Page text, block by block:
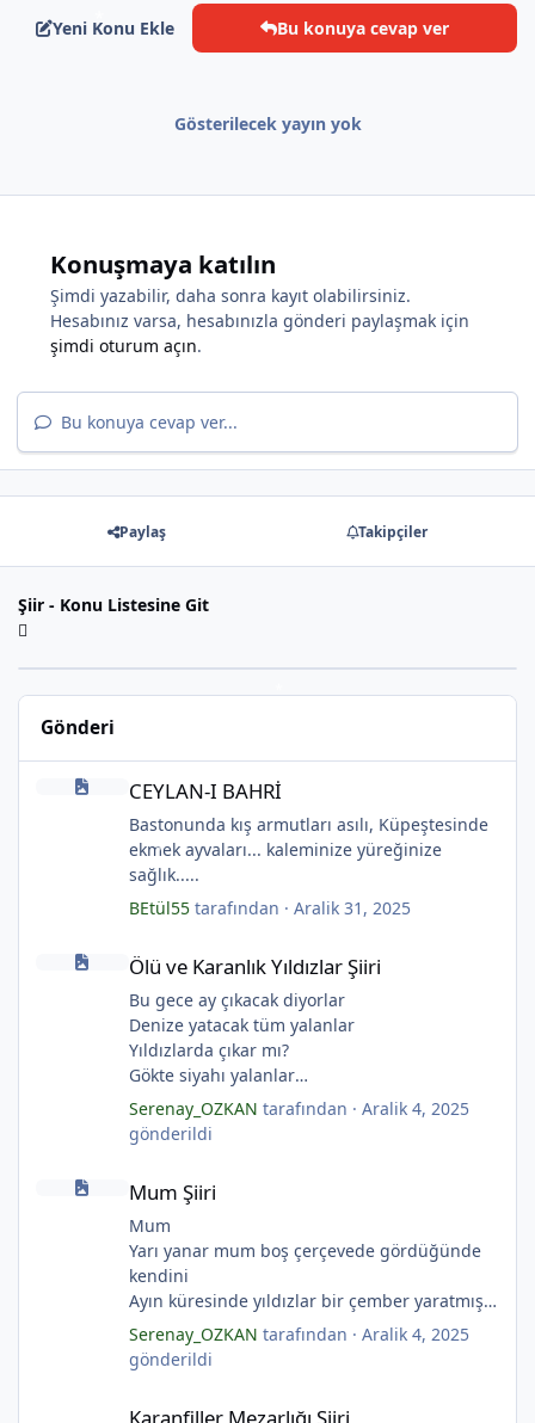
Yeni Konu Ekle Bu konuya cevap ver
Gösterilecek yayın yok
Konuşmaya katılın
Şimdi yazabilir, daha sonra kayıt olabilirsiniz.
Hesabınız varsa, hesabınızla gönderi paylaşmak için
şimdi oturum açın.
Bu konuya cevap ver...
Paylaş Takipçiler
Şiir - Konu Listesine Git
Gönderi
CEYLAN-I BAHRİ
Bastonunda kış armutları asılı, Küpeştesinde
ekmek ayvaları... kaleminize yüreğinize
sağlık.....
BEtül55tarafından · Aralik 31, 2025
Ölü ve Karanlık Yıldızlar Şiiri
Bu gece ay çıkacak diyorlar
Denize yatacak tüm yalanlar
Yıldızlarda çıkar mı?
Gökte siyahı yalanlar
Ölü ve karanlık yıldızlar
Ayı sarhoş etmişler
Ay kesilmiş kızıl, kızıl
(Serenay Özkan, Viata)
Serenay_OZKAN tarafından · Aralik 4, 2025
gönderildi
Mum Şiiri
Mum
Yarı yanar mum boş çerçevede gördüğünde
kendini
Ayın küresinde yıldızlar bir çember yaratmış
Çocukların rüyalarını.
Gıcırdayan tahta evimizdeki mumlar
Bizi bizlere gösteren fenermiş.
Serenay_OZKAN tarafından · Aralik 4, 2025
gönderildi
Karanfiller Mezarlığı Şiiri
*
*
*
*
*